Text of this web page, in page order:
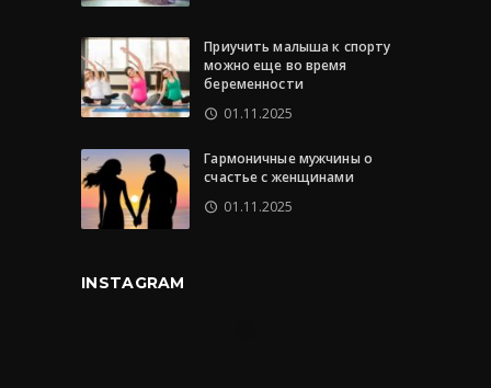
Приучить малыша к спорту
можно еще во время
беременности
01.11.2025
Гармоничные мужчины о
счастье с женщинами
01.11.2025
INSTAGRAM